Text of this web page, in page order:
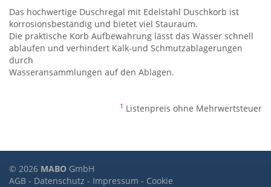
Das hochwertige Duschregal mit Edelstahl Duschkorb ist
korrosionsbeständig und bietet viel Stauraum.
Die praktische Korb Aufbewahrung lässt das Wasser schnell
ablaufen und verhindert Kalk-und Schmutzablagerungen
durch
Wasseransammlungen auf den Ablagen.
1 Listenpreis ohne Mehrwertsteuer
© 2026 MABO GmbH
AGB - Datenschutz - Impressum - Cookie